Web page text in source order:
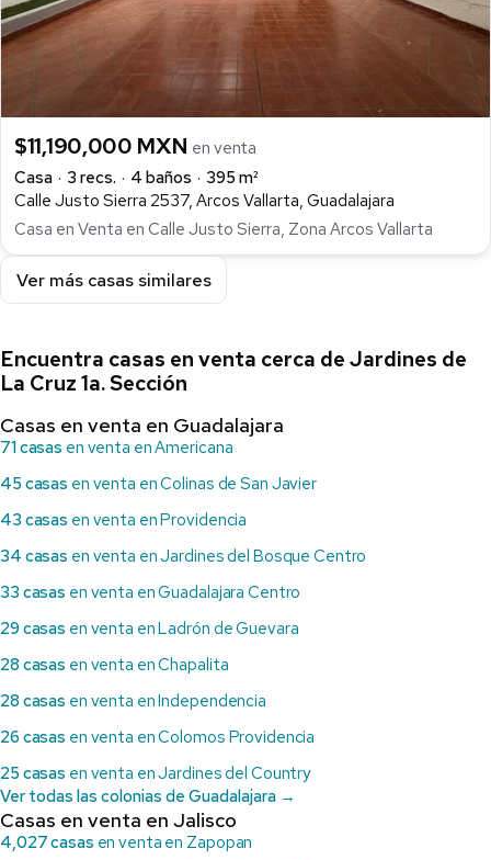
$11,190,000 MXN en venta
Casa
3 recs. 4 baños
395 m²
Calle Justo Sierra 2537, Arcos Vallarta, Guadalajara
Casa en Venta en Calle Justo Sierra, Zona Arcos Vallarta
Ver más casas similares
Encuentra casas en venta cerca de Jardines de
La Cruz 1a. Sección
Casas en venta en Guadalajara
71 casas en venta en Americana
45 casas en venta en Colinas de San Javier
43 casas en venta en Providencia
34 casas en venta en Jardines del Bosque Centro
33 casas en venta en Guadalajara Centro
29 casas en venta en Ladrón de Guevara
28 casas en venta en Chapalita
28 casas en venta en Independencia
26 casas en venta en Colomos Providencia
25 casas en venta en Jardines del Country
Ver todas las colonias de Guadalajara →
Casas en venta en Jalisco
4,027 casas en venta en Zapopan